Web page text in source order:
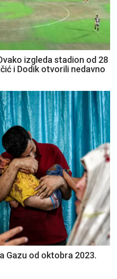
izgleda stadion od 28
i Dodik otvorili nedavno
Gazu od oktobra 2023.